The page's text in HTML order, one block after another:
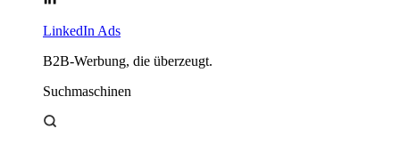
LinkedIn Ads
B2B-Werbung, die überzeugt.
Suchmaschinen